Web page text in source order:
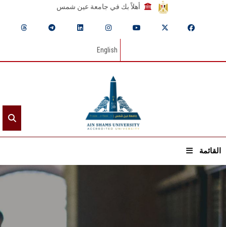
أهلاً بك في جامعة عين شمس
English
القائمة
الرئيسيـة